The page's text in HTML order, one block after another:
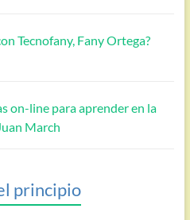
Tecnofany, Fany Ortega?
on-line para aprender en la
March
principio